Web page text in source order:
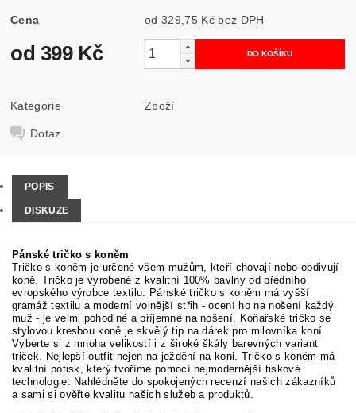
Cena od 329,75 Kč bez DPH
od 399 Kč
Kategorie Zboží
Dotaz
POPIS
DISKUZE
Pánské tričko s koněm
Tričko s koněm je určené všem mužům, kteří chovají nebo obdivují
koně. Tričko je vyrobené z kvalitní 100% bavlny od předního
evropského výrobce textilu. Pánské tričko s koněm má vyšší
gramáž textilu a moderní volnější střih - ocení ho na nošení každý
muž - je velmi pohodlné a příjemné na nošení. Koňařské tričko se
stylovou kresbou koně je skvělý tip na dárek pro milovníka koní.
Vyberte si z mnoha velikostí i z široké škály barevných variant
triček. Nejlepší outfit nejen na ježdění na koni. Tričko s koněm má
kvalitní potisk, který tvoříme pomocí nejmodernější tiskové
technologie. Nahlédněte do spokojených recenzí našich zákazníků
a sami si ověřte kvalitu našich služeb a produktů.